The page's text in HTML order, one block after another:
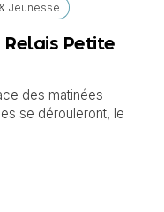
Jeunesse
Petite
des matinées
se dérouleront, le